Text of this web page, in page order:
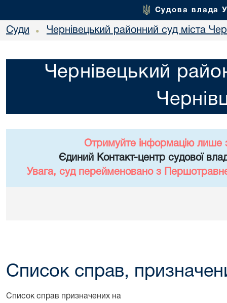
Судова влада
Суди • Чернівецький районний суд міста
Чернівецький
Отримуйте інформацію лише
Єдиний Контакт-центр судової
Увага, суд перейменовано з
Список справ,
Список справ призначених на